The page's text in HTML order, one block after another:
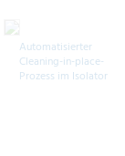
Automatisierter
Cleaning-in-place-
Prozess im Isolator